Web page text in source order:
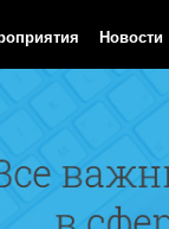
Новости